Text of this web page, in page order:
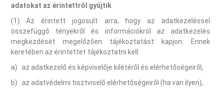
adatokat az érintettről gyűjtik
(1) Az érintett jogosult arra, hogy az adatkezeléssel
összefüggő tényekről és információkról az adatkezelés
megkezdését megelőzően tájékoztatást kapjon. Ennek
keretében az érintettet tájékoztatni kell:
a) az adatkezelő és képviselője kilétéről és elérhetőségeiről,
b) az adatvédelmi tisztviselő elérhetőségeiről (ha van ilyen),